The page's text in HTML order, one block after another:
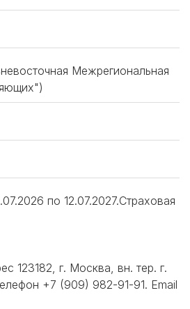
Межрегиональная
по 12.07.2027.Страховая
123182, г. Москва, вн. тер. г.
+7 (909) 982-91-91. Email